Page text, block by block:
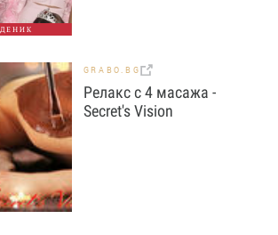
GRABO.BG
Релакс с 4 масажа -
Secret's Vision